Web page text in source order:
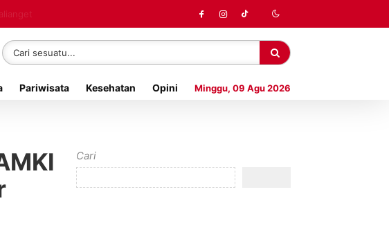
Pariwisata Kesehatan Opini Minggu, 09 Agu 2026
Cari